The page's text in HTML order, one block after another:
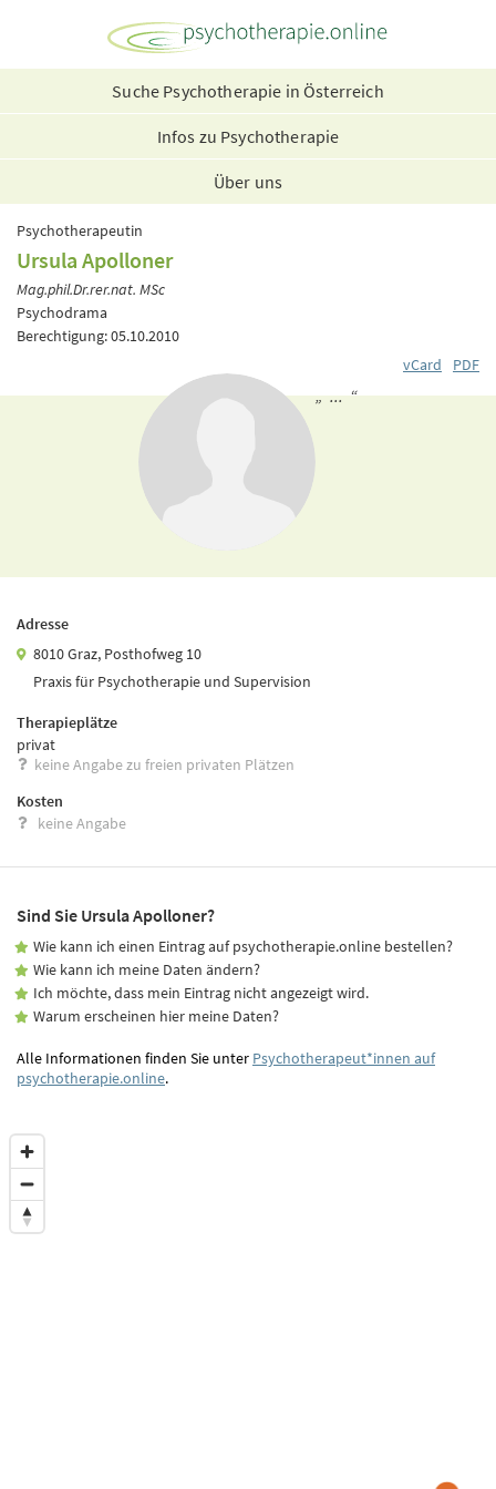
Suche Psychotherapie in Österreich
Infos zu Psychotherapie
Über uns
Psychotherapeutin
Ursula Apolloner
Mag.phil.Dr.rer.nat. MSc
Psychodrama
Berechtigung: 05.10.2010
vCard
PDF
„ ... “
Adresse
8010 Graz, Posthofweg 10
Praxis für Psychotherapie und Supervision
Therapieplätze
privat
keine Angabe zu freien privaten Plätzen
Kosten
keine Angabe
Sind Sie Ursula Apolloner?
Wie kann ich einen Eintrag auf psychotherapie.online bestellen?
Wie kann ich meine Daten ändern?
Ich möchte, dass mein Eintrag nicht angezeigt wird.
Warum erscheinen hier meine Daten?
Alle Informationen finden Sie unter Psychotherapeut*innen auf
psychotherapie.online.